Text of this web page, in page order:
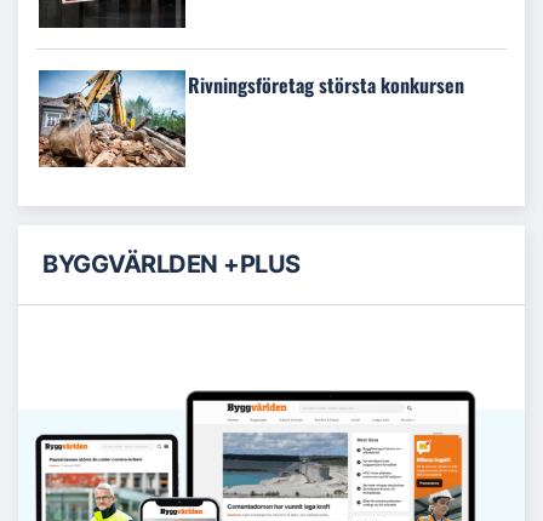
Rivningsföretag största konkursen
BYGGVÄRLDEN +PLUS